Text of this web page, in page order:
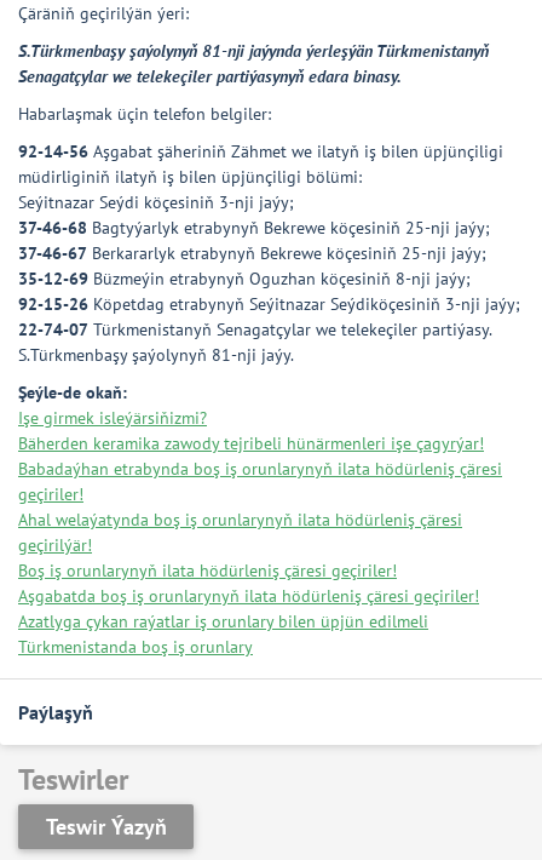
Çäräniň geçirilýän ýeri:
S.Türkmenbaşy şaýolynyň 81-nji jaýynda ýerleşýän Türkmenistanyň
Senagatçylar we telekeçiler partiýasynyň edara binasy.
Habarlaşmak üçin telefon belgiler:
92-14-56 Aşgabat şäheriniň Zähmet we ilatyň iş bilen üpjünçiligi
müdirliginiň ilatyň iş bilen üpjünçiligi bölümi:
Seýitnazar Seýdi köçesiniň 3-nji jaýy;
37-46-68 Bagtyýarlyk etrabynyň Bekrewe köçesiniň 25-nji jaýy;
37-46-67 Berkararlyk etrabynyň Bekrewe köçesiniň 25-nji jaýy;
35-12-69 Büzmeýin etrabynyň Oguzhan köçesiniň 8-nji jaýy;
92-15-26 Köpetdag etrabynyň Seýitnazar Seýdiköçesiniň 3-nji jaýy;
22-74-07 Türkmenistanyň Senagatçylar we telekeçiler partiýasy.
S.Türkmenbaşy şaýolynyň 81-nji jaýy.
Şeýle-de okaň:
Işe girmek isleýärsiňizmi?
Bäherden keramika zawody tejribeli hünärmenleri işe çagyrýar!
Babadaýhan etrabynda boş iş orunlarynyň ilata hödürleniş çäresi
geçiriler!
Ahal welaýatynda boş iş orunlarynyň ilata hödürleniş çäresi
geçirilýär!
Boş iş orunlarynyň ilata hödürleniş çäresi geçiriler!
Aşgabatda boş iş orunlarynyň ilata hödürleniş çäresi geçiriler!
Azatlyga çykan raýatlar iş orunlary bilen üpjün edilmeli
Türkmenistanda boş iş orunlary
Paýlaşyň
Teswirler
Teswir Ýazyň